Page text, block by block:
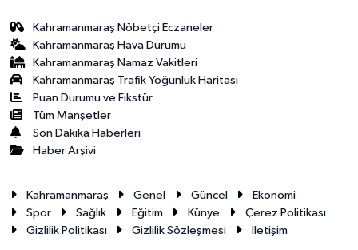
Kahramanmaraş Nöbetçi Eczaneler
Kahramanmaraş Hava Durumu
Kahramanmaraş Namaz Vakitleri
Kahramanmaraş Trafik Yoğunluk Haritası
Puan Durumu ve Fikstür
Tüm Manşetler
Son Dakika Haberleri
Haber Arşivi
Kahramanmaraş Genel Güncel
Ekonomi
Spor
Sağlık Eğitim Künye
Çerez Politikası
Gizlilik Politikası
Gizlilik Sözleşmesi İletişim